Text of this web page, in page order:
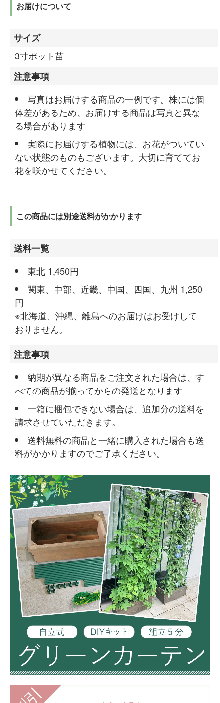
お届けについて
サイズ
3寸ポット苗
注意事項
写真はお届けする商品の一例です。株には個
体差があるため、お届けする商品は写真と異な
る場合があります
実際にお届けする植物には、お花がついてい
ない状態のものもございます。大切に育ててお
花を咲かせてください。
この商品には別途送料がかかります
送料一覧
東北 1,450円
関東、中部、近畿、中国、四国、九州 1,250
円
※北海道、沖縄、離島へのお届けはお受けして
おりません。
注意事項
納期が異なる商品をご注文された場合は、す
べての商品が揃ってからの発送となります
一箱に梱包できない場合は、追加分の送料を
請求させていただきます。
送料無料の商品と一緒に購入された場合も送
料がかかりますのでご了承ください。